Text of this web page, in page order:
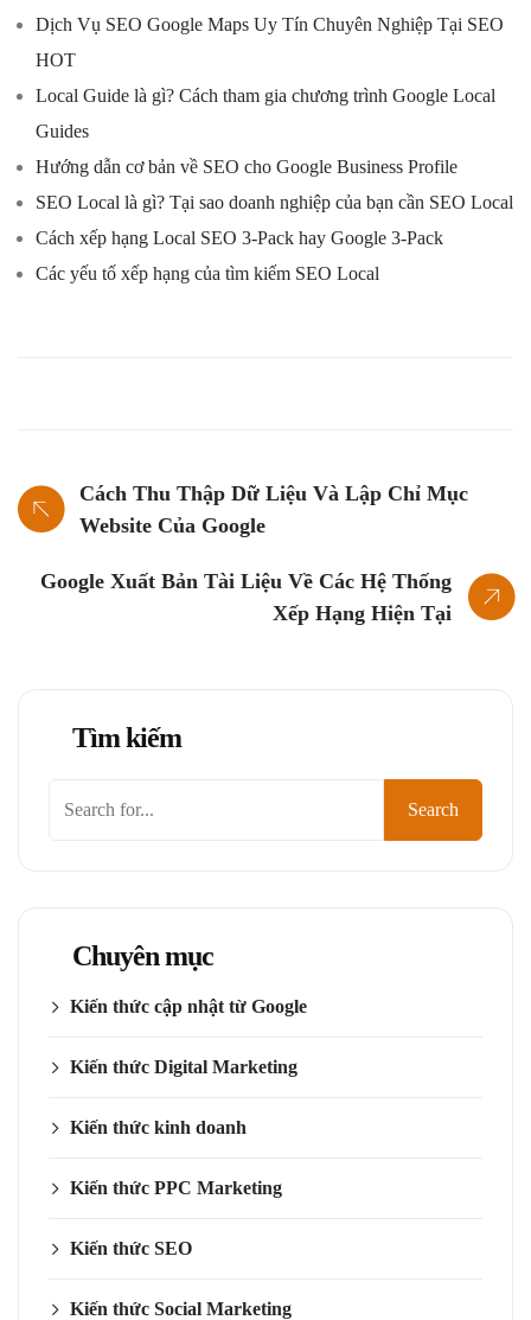
Dịch Vụ SEO Google Maps Uy Tín Chuyên Nghiệp Tại SEO
HOT
Local Guide là gì? Cách tham gia chương trình Google Local
Guides
Hướng dẫn cơ bản về SEO cho Google Business Profile
SEO Local là gì? Tại sao doanh nghiệp của bạn cần SEO Local
Cách xếp hạng Local SEO 3-Pack hay Google 3-Pack
Các yếu tố xếp hạng của tìm kiếm SEO Local
Cách Thu Thập Dữ Liệu Và Lập Chỉ Mục
Website Của Google
Google Xuất Bản Tài Liệu Về Các Hệ Thống
Xếp Hạng Hiện Tại
Tìm kiếm
Search
Chuyên mục
Kiến thức cập nhật từ Google
Kiến thức Digital Marketing
Kiến thức kinh doanh
Kiến thức PPC Marketing
Kiến thức SEO
Kiến thức Social Marketing